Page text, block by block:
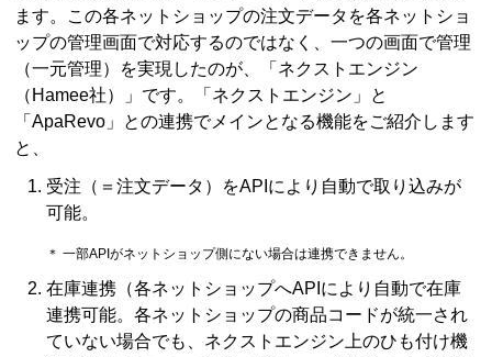
ます。この各ネットショップの注文データを各ネットショ
ップの管理画面で対応するのではなく、一つの画面で管理
（一元管理）を実現したのが、「ネクストエンジン
（Hamee社）」です。「ネクストエンジン」と
「ApaRevo」との連携でメインとなる機能をご紹介します
と、
受注（＝注文データ）をAPIにより自動で取り込みが
可能。
＊ 一部APIがネットショップ側にない場合は連携できません。
在庫連携（各ネットショップへAPIにより自動で在庫
連携可能。各ネットショップの商品コードが統一され
ていない場合でも、ネクストエンジン上のひも付け機